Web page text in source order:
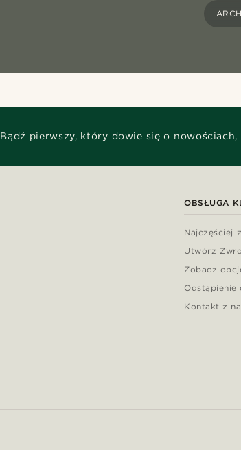
Bądź pierwszy, który dowie się o
OBSŁUGA
Najczęściej
Utwórz
Zobacz
Odstąpienie
Kontakt z